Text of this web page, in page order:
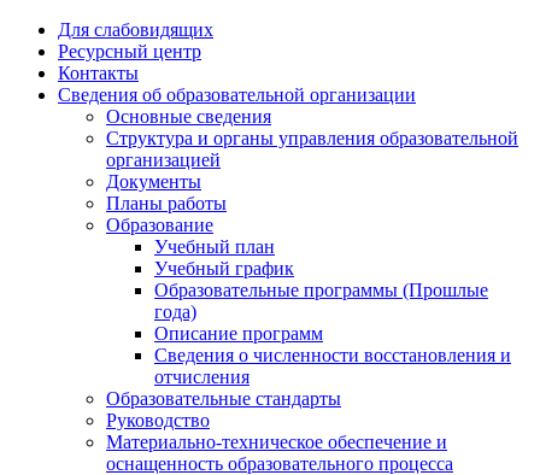
Для слабовидящих
Ресурсный центр
Контакты
Сведения об образовательной организации
Основные сведения
Структура и органы управления образовательной
организацией
Документы
Планы работы
Образование
Учебный план
Учебный график
Образовательные программы (Прошлые
года)
Описание программ
Сведения о численности восстановления и
отчисления
Образовательные стандарты
Руководство
Материально-техническое обеспечение и
оснащенность образовательного процесса